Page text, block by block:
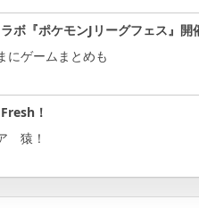
ラボ『ポケモンJリーグフェス』
にゲームまとめも
！
猿！